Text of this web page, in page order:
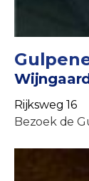
Rijksweg 16
Bezoek de